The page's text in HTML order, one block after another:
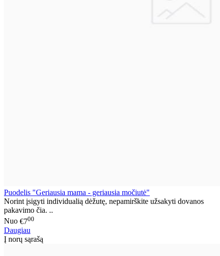
Puodelis "Geriausia mama - geriausia močiutė"
Norint įsigyti individualią dėžutę, nepamirškite užsakyti dovanos
pakavimo čia. ..
Nuo €700
Daugiau
Į norų sąrašą